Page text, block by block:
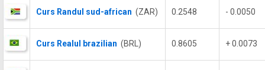
Curs Randul sud-african (ZAR) 0.2548 - 0.0050
Curs Realul brazilian (BRL) 0.8605 + 0.0073